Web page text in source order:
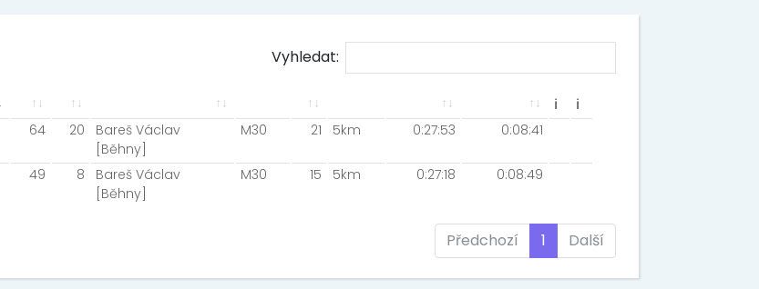
Vyhledat:
ℹ
ℹ
64 20
Bareš Václav
[Běhny]
M30 21 5km 0:27:53 0:08:41
49 8
Bareš Václav
[Běhny]
M30 15 5km 0:27:18 0:08:49
Předchozí 1 Další